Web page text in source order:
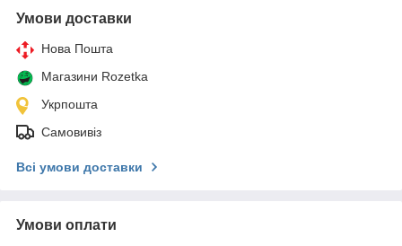
Умови доставки
Нова Пошта
Магазини Rozetka
Укрпошта
Самовивіз
Всі умови доставки
Умови оплати